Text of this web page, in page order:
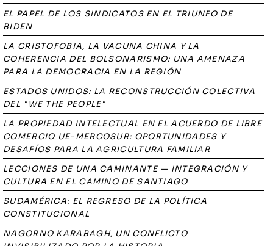
EL PAPEL DE LOS SINDICATOS EN EL TRIUNFO DE
BIDEN
LA CRISTOFOBIA, LA VACUNA CHINA Y LA
COHERENCIA DEL BOLSONARISMO: UNA AMENAZA
PARA LA DEMOCRACIA EN LA REGIÓN
ESTADOS UNIDOS: LA RECONSTRUCCIÓN COLECTIVA
DEL "WE THE PEOPLE"
LA PROPIEDAD INTELECTUAL EN EL ACUERDO DE LIBRE
COMERCIO UE-MERCOSUR: OPORTUNIDADES Y
DESAFÍOS PARA LA AGRICULTURA FAMILIAR
LECCIONES DE UNA CAMINANTE — INTEGRACIÓN Y
CULTURA EN EL CAMINO DE SANTIAGO
SUDAMÉRICA: EL REGRESO DE LA POLÍTICA
CONSTITUCIONAL
NAGORNO KARABAGH, UN CONFLICTO